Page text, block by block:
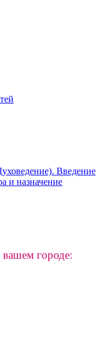
Введение
и назначение
городе: